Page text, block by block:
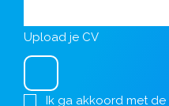
Upload je CV
Ik ga akkoord met de